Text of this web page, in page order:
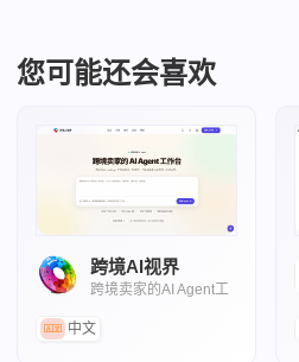
您可能还会喜欢
跨境AI视界
跨境卖家的AI Agent工
中文